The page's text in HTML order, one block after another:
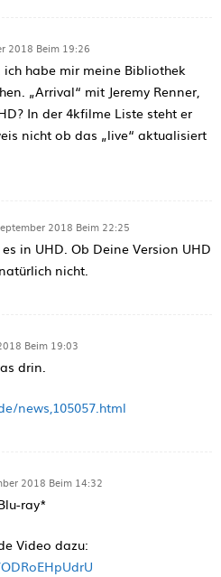
2018 Beim 19:26
habe mir meine Bibliothek
„Arrival“ mit Jeremy Renner,
In der 4kfilme Liste steht er
nicht ob das „live“ aktualisiert
2018 Beim 22:25
in UHD. Ob Deine Version UHD
nicht.
Beim 19:03
drin.
news,105057.html
2018 Beim 14:32
ray*
Video dazu: